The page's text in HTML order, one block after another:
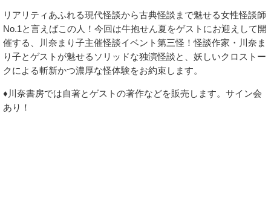
リアリティあふれる現代怪談から古典怪談まで魅せる女性怪談師
No.1と言えばこの人！今回は牛抱せん夏をゲストにお迎えして開
催する、川奈まり子主催怪談イベント第三怪！怪談作家・川奈ま
り子とゲストが魅せるソリッドな独演怪談と、妖しいクロストー
クによる斬新かつ濃厚な怪体験をお約束します。
♦川奈書房では自著とゲストの著作などを販売します。サイン会
あり！